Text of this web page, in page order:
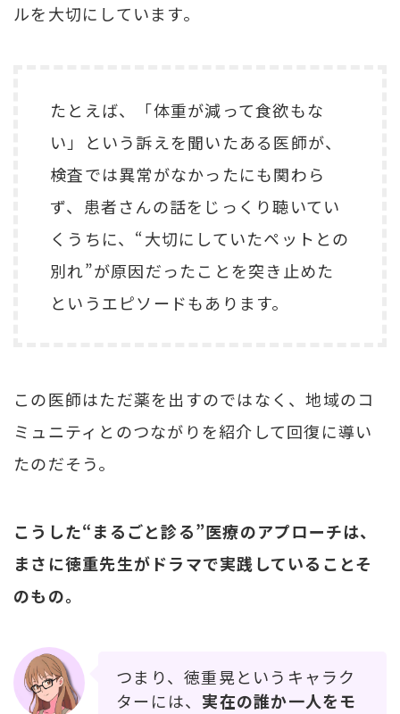
ルを大切にしています。
たとえば、「体重が減って食欲もな
い」という訴えを聞いたある医師が、
検査では異常がなかったにも関わら
ず、患者さんの話をじっくり聴いてい
くうちに、“大切にしていたペットとの
別れ”が原因だったことを突き止めた
というエピソードもあります。
この医師はただ薬を出すのではなく、地域のコ
ミュニティとのつながりを紹介して回復に導い
たのだそう。
こうした“まるごと診る”医療のアプローチは、
まさに徳重先生がドラマで実践していることそ
のもの。
つまり、徳重晃というキャラク
ターには、 実在の誰か一人をモ